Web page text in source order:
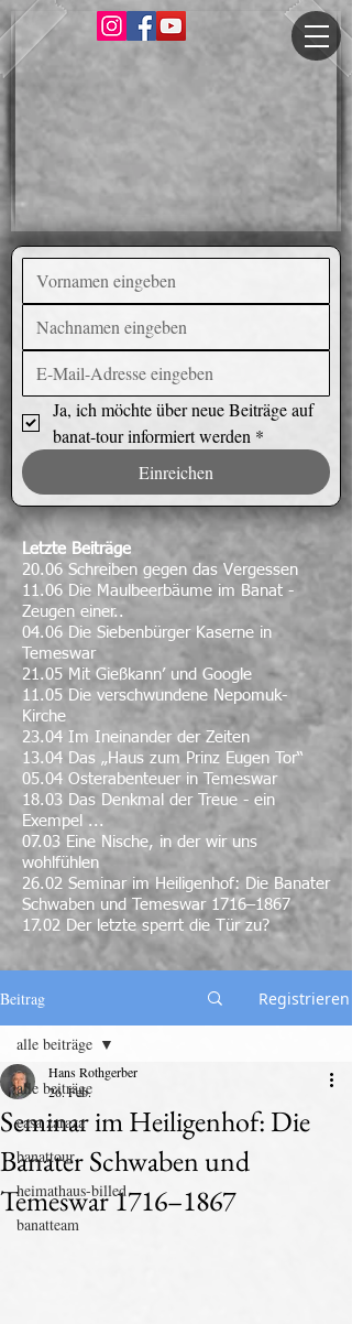
Ja, ich möchte über neue Beiträge auf
banat-tour informiert werden *
Einreichen
Letzte Beiträge
20.06 Schreiben gegen das Vergessen
11.06 Die Maulbeerbäume im Banat -
Zeugen einer..
04.06 Die Siebenbürger Kaserne in
Temeswar
21.05 Mit Gießkann’ und Google
11.05 Die verschwundene Nepomuk-
Kirche
23.04 Im Ineinander der Zeiten
13.04 Das „Haus zum Prinz Eugen Tor“
05.04 Osterabenteuer in Temeswar
18.03 Das Denkmal der Treue - ein
Exempel ...
07.03 Eine Nische, in der wir uns
wohlfühlen
26.02 Seminar im Heiligenhof: Die Banater
Schwaben und Temeswar 1716–1867
17.02 Der letzte sperrt die Tür zu?
Beitrag Registrieren
alle beiträge
casa zaraza
banattour
heimathaus-billed
banatteam
alle beiträge
Seminar im Heiligenhof: Die
Banater Schwaben und
Temeswar 1716–1867
Hans Rothgerber
26. Feb.